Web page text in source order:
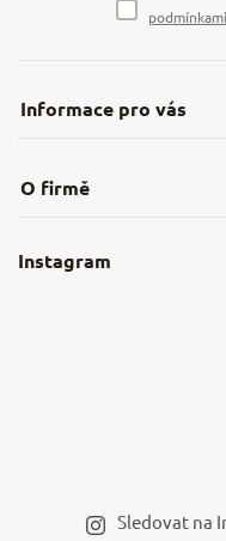
Informace pro vás
Obchodní podmínky
Nejčastější dotazy
Instagram
Sledovat na
O firmě
Hodnocení obchodu